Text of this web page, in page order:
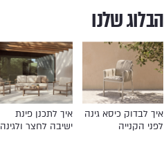
הבלוג שלנו
איך לבדוק כיסא גינה
לפני הקנייה
איך לתכנן פינת
ישיבה לחצר ולגינה